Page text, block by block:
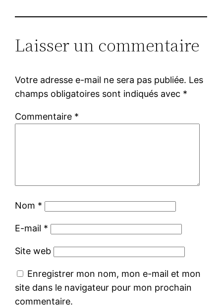
Laisser un commentaire
Votre adresse e-mail ne sera pas publiée. Les
champs obligatoires sont indiqués avec *
Commentaire *
Nom *
E-mail *
Site web
Enregistrer mon nom, mon e-mail et mon
site dans le navigateur pour mon prochain
commentaire.